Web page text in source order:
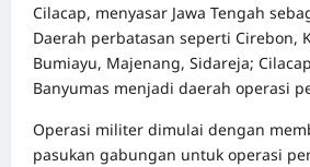
Cilacap, menyasar Jawa Tengah
Daerah perbatasan seperti Cirebon,
Bumiayu, Majenang, Sidareja;
Banyumas menjadi daerah operasi
Operasi militer dimulai dengan
pasukan gabungan untuk operasi